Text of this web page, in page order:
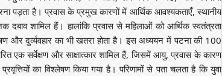
पड़ता है। प्रवास के प्रमुख कारणों में आर्थिक आवश्यकताएँ, स्थानीय
दबाव शामिल हैं। हालांकि प्रवास से महिलाओं को आर्थिक स्वतंत्रता
और दुर्व्यवहार का भी खतरा होता है। इस अध्ययन में पटना की 100
एक सर्वेक्षण और साक्षात्कार शामिल हैं, जिसमें आयु, प्रवास के कारण
का विश्लेषण किया गया है। परिणामों से पता चलता है कि युवा